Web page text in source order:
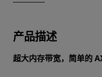
产品描述
超大内存带宽，简单的